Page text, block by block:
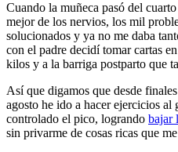
Cuando la muñeca pasó del
mejor de los nervios, los mil
solucionados y ya no me daba
con el padre decidí tomar cartas
kilos y a la barriga postparto que
Así que digamos que desde
agosto he ido a hacer ejercicios
controlado el pico, logrando bajar
sin privarme de cosas ricas que